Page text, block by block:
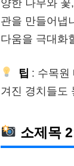
양한 나무와
관을 만들어냅
다움을 극대화
팁 : 수목원
겨진 경치들도
소제목